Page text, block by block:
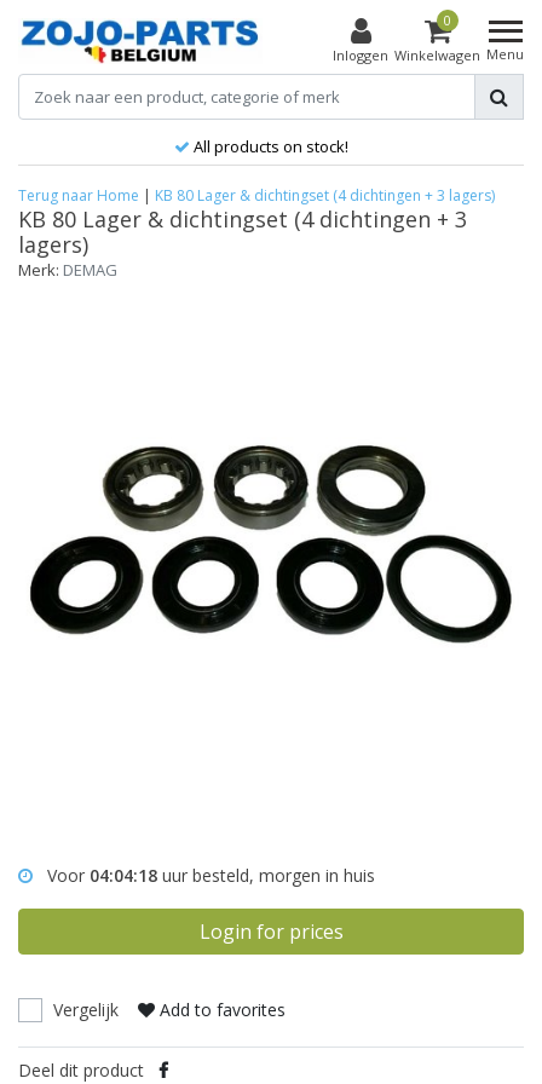
Inloggen
0
Winkelwagen Menu
All products on stock!
Terug naar Home | KB 80 Lager & dichtingset (4 dichtingen + 3 lagers)
KB 80 Lager & dichtingset (4 dichtingen + 3
lagers)
Merk: DEMAG
Voor 04:04:18 uur besteld, morgen in huis
Login for prices
Vergelijk Add to favorites
Deel dit product